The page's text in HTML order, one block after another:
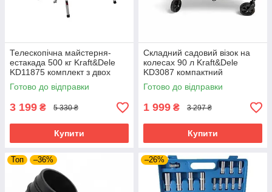
Телескопічна майстерня-
естакада 500 кг Kraft&Dele
KD11875 комплект з двох
регульованих стійок
Готово до відправки
3 199 ₴ 5 330 ₴
Купити
Складний садовий візок на
колесах 90 л Kraft&Dele
KD3087 компактний
транспортний візок
Готово до відправки
1 999 ₴ 3 297 ₴
Купити
Топ –36% –26%